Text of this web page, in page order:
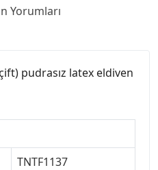
Yorumları
pudrasız latex eldiven
TNTF1137